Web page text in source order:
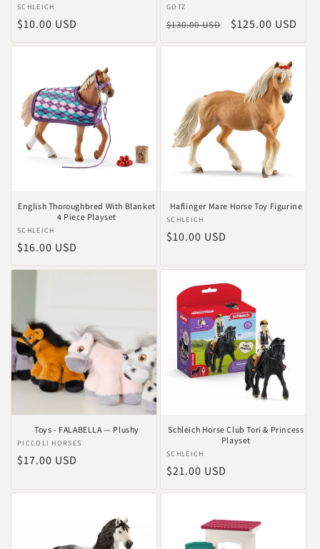
Anbieter:
SCHLEICH
Normaler
Preis
$10.00 USD
Anbieter:
GOTZ
Normaler
Preis
$130.00 USD Verkaufspreis
$125.00 USD
English Thoroughbred With Blanket
4 Piece Playset
Anbieter:
SCHLEICH
Normaler
Preis
$16.00 USD
Haflinger Mare Horse Toy Figurine
Anbieter:
SCHLEICH
Normaler
$10.00 USD
Toys - FALABELLA — Plushy
Anbieter:
PICCOLI HORSES
Normaler
$17.00 USD
Schleich Horse Club Tori & Princess
Playset
Anbieter:
SCHLEICH
Normaler
Preis
$21.00 USD